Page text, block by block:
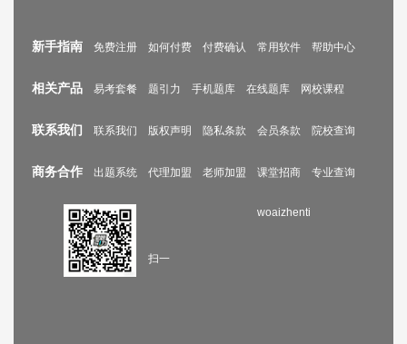
新手指南 免费注册 如何付费 付费确认 常用软件 帮助中心
相关产品 易考套餐 题引力 手机题库 在线题库 网校课程
联系我们 联系我们 版权声明 隐私条款 会员条款 院校查询
商务合作 出题系统 代理加盟 老师加盟 课堂招商 专业查询
扫一
woaizhenti